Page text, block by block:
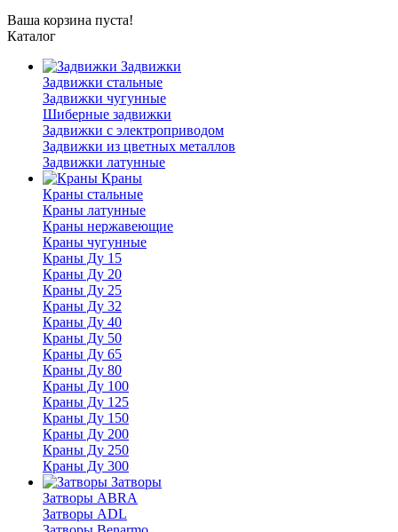
Ваша корзина пуста!
Каталог
Задвижки
Задвижки стальные
Задвижки чугунные
Шиберные задвижки
Задвижки с электроприводом
Задвижки из цветных металлов
Задвижки латунные
Краны
Краны стальные
Краны латунные
Краны нержавеющие
Краны чугунные
Краны Ду 15
Краны Ду 20
Краны Ду 25
Краны Ду 32
Краны Ду 40
Краны Ду 50
Краны Ду 65
Краны Ду 80
Краны Ду 100
Краны Ду 125
Краны Ду 150
Краны Ду 200
Краны Ду 250
Краны Ду 300
Затворы
Затворы ABRA
Затворы ADL